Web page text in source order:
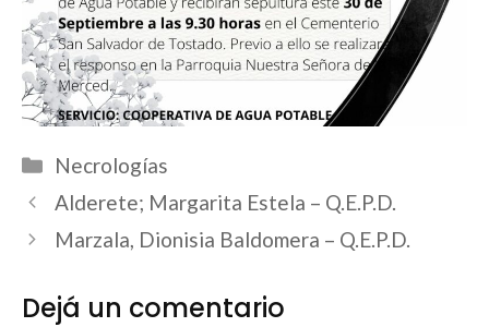
Categorías
Necrologías
Alderete; Margarita Estela – Q.E.P.D.
Marzala, Dionisia Baldomera – Q.E.P.D.
Dejá un comentario